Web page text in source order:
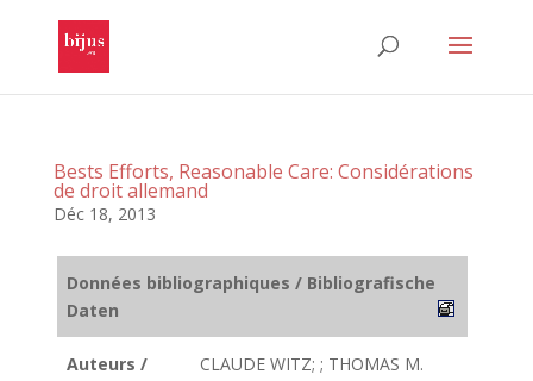
Bests Efforts, Reasonable Care: Considérations
de droit allemand
Déc 18, 2013
Données bibliographiques / Bibliografische
Daten
Auteurs /
CLAUDE WITZ; ; THOMAS M.